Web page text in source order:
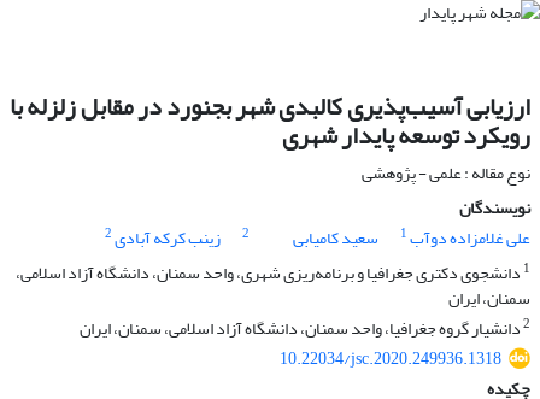
ارزیابی آسیب‌پذیری کالبدی شهر بجنورد در مقابل زلزله با
رویکرد توسعه پایدار شهری
نوع مقاله : علمی - پژوهشی
نویسندگان
علی غلامزاده دوآب1 سعید کامیابی 2 زینب کرکه آبادی2
1 دانشجوی دکتری جغرافیا و برنامه‌ریزی شهری، واحد سمنان، دانشگاه آزاد اسلامی،
سمنان، ایران
2دانشیار گروه جغرافیا، واحد سمنان، دانشگاه آزاد اسلامی، سمنان، ایران
10.22034/jsc.2020.249936.1318
چکیده